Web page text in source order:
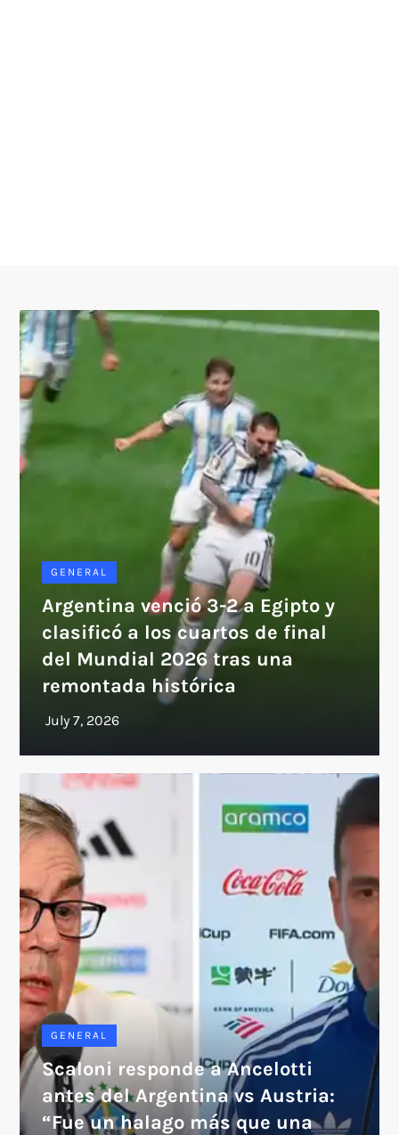
GENERAL
Argentina venció 3-2 a Egipto y
clasificó a los cuartos de final
del Mundial 2026 tras una
remontada histórica
GENERAL
Scaloni responde a Ancelotti
antes del Argentina vs Austria:
“Fue un halago más que una